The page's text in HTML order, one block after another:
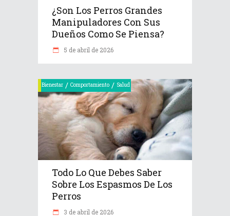
¿Son Los Perros Grandes
Manipuladores Con Sus
Dueños Como Se Piensa?
5 de abril de 2026
Bienestar / Comportamiento / Salud
Todo Lo Que Debes Saber
Sobre Los Espasmos De Los
Perros
3 de abril de 2026